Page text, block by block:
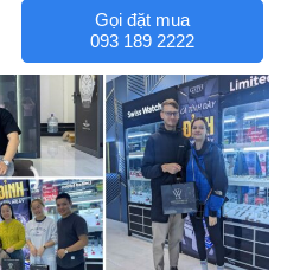
Gọi đặt mua
093 189 2222